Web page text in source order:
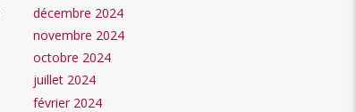
décembre 2024
novembre 2024
octobre 2024
juillet 2024
février 2024